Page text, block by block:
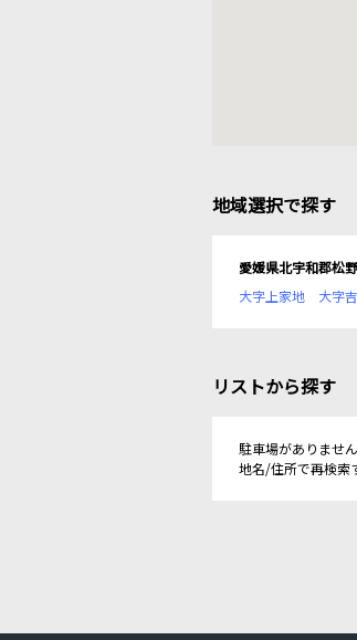
地域選択で探す
愛媛県北宇和郡松
大字上家地
大字
リストから探す
駐車場がありません
地名/住所で再検索